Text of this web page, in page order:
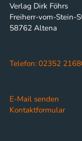
Verlag Dirk Föhrs
Freiherr-vom-Stein-
58762 Altena
Telefon: 02352
E-Mail senden
Kontaktformular